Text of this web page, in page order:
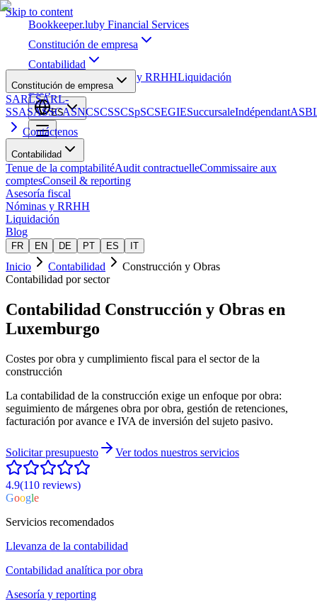
Skip to content
Bookkeeper.luby Financial Services
Constitución de empresa
Contabilidad
Nóminas y RRHHLiquidación
Blog
ES
Constitución de empresa
SARLSARL-
SSASASSCASNCSCSSCSpSCSEGIESuccursaleIndépendant
Contáctenos
Contabilidad
Tenue de la comptabilitéAudit contractuelleCommissaire aux
comptesConseil & reporting
Asesoría fiscal
Nóminas y RRHH
Liquidación
Blog
FR EN DE PT ES IT
Inicio Contabilidad
Construcción y Obras
Contabilidad por sector
Contabilidad Construcción y Obras en
Luxemburgo
Costes por obra y cumplimiento fiscal para el sector de la
construcción
La contabilidad de la construcción exige un enfoque por obra:
seguimiento de márgenes obra por obra, gestión de retenciones,
facturación por avance e IVA de inversión del sujeto pasivo.
Solicitar presupuesto Ver todos nuestros servicios
4.9(110 reviews)
Google
Servicios recomendados
Llevanza de la contabilidad
Contabilidad analítica por obra
Asesoría y reporting